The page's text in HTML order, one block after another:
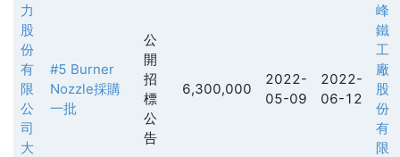
力
股
份
有
限
公
司
大
#5 Burner
Nozzle採購
一批
公
開
招
標
公
告
6,300,000
2022-
05-09
2022-
06-12
峰
鐵
工
廠
股
份
有
限